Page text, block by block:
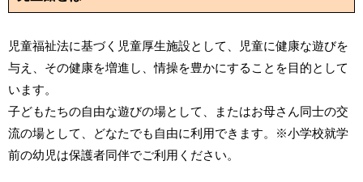
児童福祉法に基づく児童厚生施設として、児童に健康な遊びを
与え、その健康を増進し、情操を豊かにすることを目的として
います。
子どもたちの自由な遊びの場として、またはお母さん同士の交
流の場として、どなたでも自由に利用できます。※小学校就学
前の幼児は保護者同伴でご利用ください。